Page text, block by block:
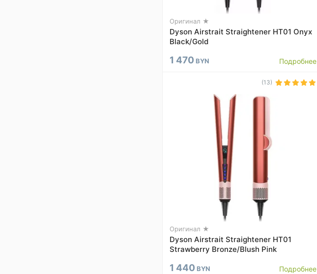
Оригинал ★
Dyson Airstrait Straightener HT01 Onyx
Black/Gold
1 470 BYN Подробнее
(13)
Оригинал ★
Dyson Airstrait Straightener HT01
Strawberry Bronze/Blush Pink
1 440 BYN Подробнее